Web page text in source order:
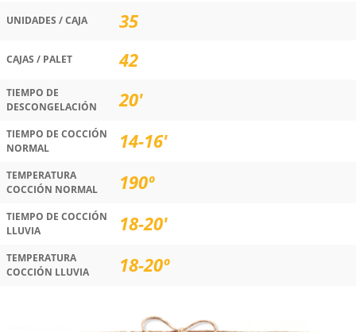
UNIDADES / CAJA 35
CAJAS / PALET 42
TIEMPO DE
DESCONGELACIÓN
20'
TIEMPO DE COCCIÓN
NORMAL
14-16'
TEMPERATURA
COCCIÓN NORMAL
190º
TIEMPO DE COCCIÓN
LLUVIA
18-20'
TEMPERATURA
COCCIÓN LLUVIA
18-20º